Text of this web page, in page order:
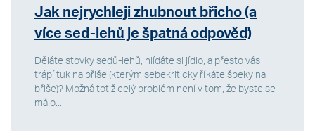
Jak nejrychleji zhubnout břicho (a
více sed-lehů je špatná odpověď)
Děláte stovky sedů-lehů, hlídáte si jídlo, a přesto vás
trápí tuk na břiše (kterým sebekriticky říkáte špeky na
břiše)? Možná totiž celý problém není v tom, že byste se
málo...